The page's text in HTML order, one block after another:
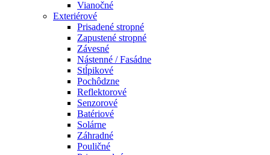
Vianočné
Exteriérové
Prisadené stropné
Zapustené stropné
Závesné
Nástenné / Fasádne
Stĺpikové
Pochôdzne
Reflektorové
Senzorové
Batériové
Solárne
Záhradné
Pouličné